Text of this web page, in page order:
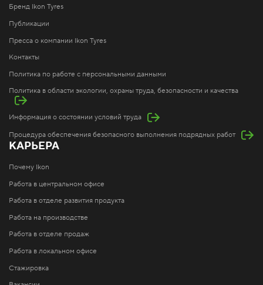
Бренд Ikon Tyres
Публикации
Пресса о компании Ikon Tyres
Контакты
Политика по работе с персональными данными
Политика в области экологии, охраны труда, безопасности и качества
Информация о состоянии условий труда
Процедура обеспечения безопасного выполнения подрядных работ
КАРЬЕРА
Почему Ikon
Работа в центральном офисе
Работа в отделе развития продукта
Работа на производстве
Работа в отделе продаж
Работа в локальном офисе
Стажировка